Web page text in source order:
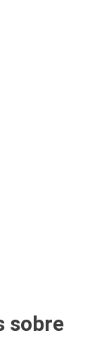
sobre